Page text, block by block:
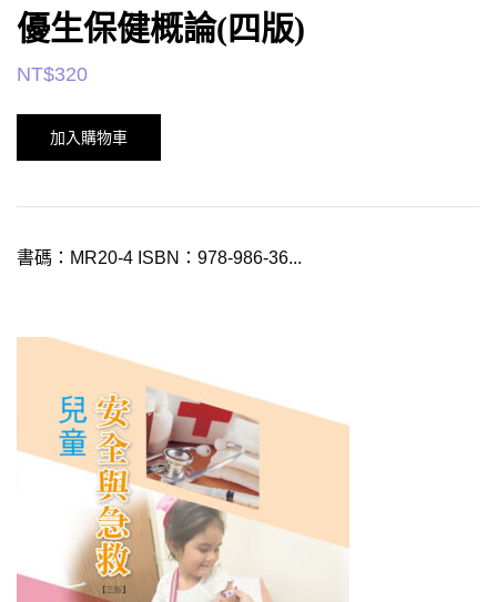
優生保健概論(四版)
NT$320
加入購物車
書碼：MR20-4 ISBN：978-986-36...